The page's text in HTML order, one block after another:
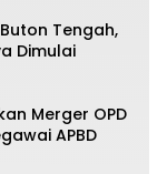
Tengah,
Dimulai
Merger OPD
APBD